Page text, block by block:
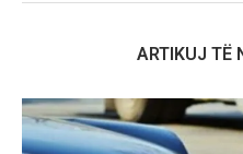
ARTIKUJ TË